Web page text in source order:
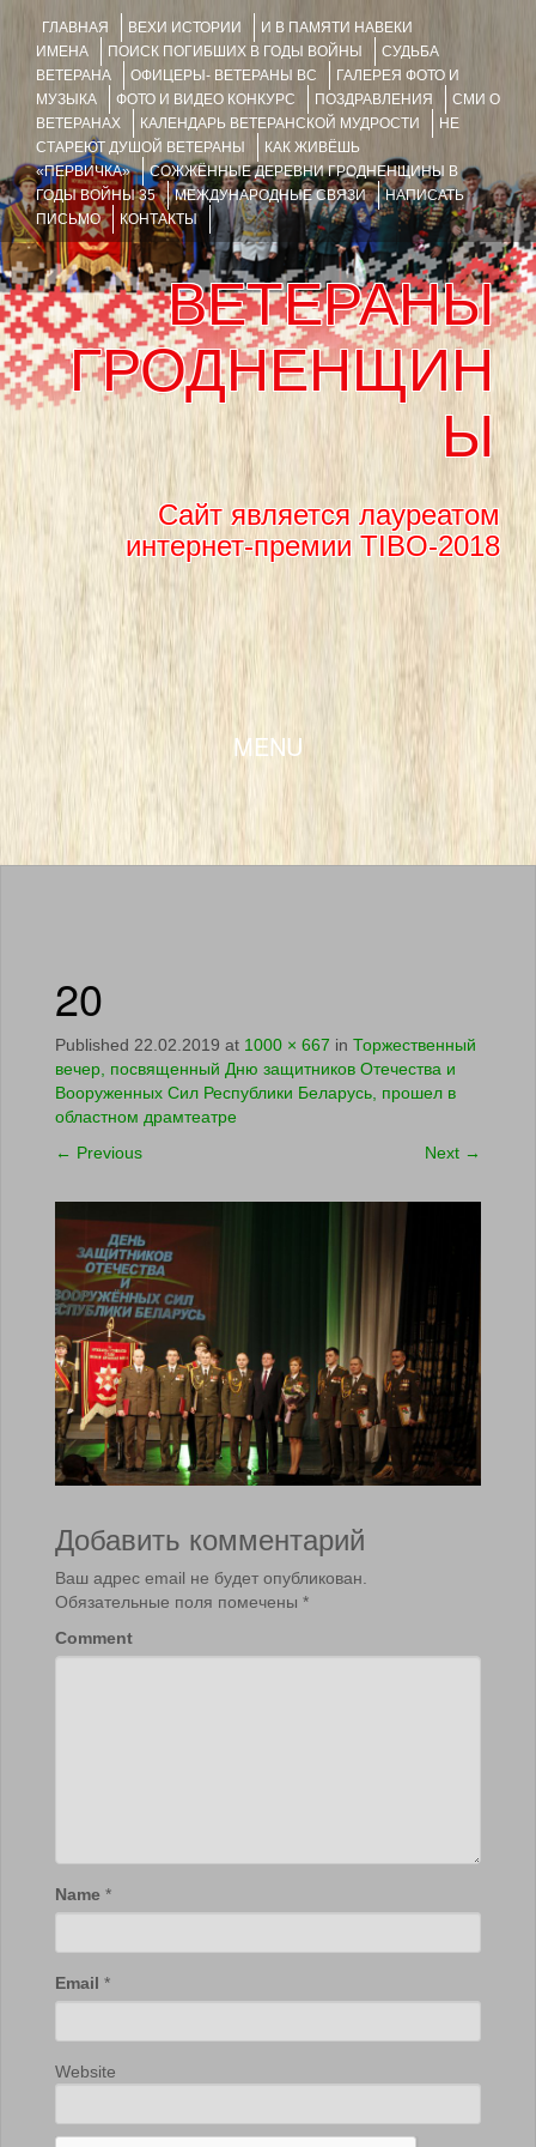
ГЛАВНАЯ ВЕХИ ИСТОРИИ
И В ПАМЯТИ НАВЕКИ
ИМЕНА
ПОИСК ПОГИБШИХ В ГОДЫ ВОЙНЫ
СУДЬБА
ВЕТЕРАНА
ОФИЦЕРЫ- ВЕТЕРАНЫ ВС
ГАЛЕРЕЯ ФОТО И
МУЗЫКА
ФОТО И ВИДЕО КОНКУРС ПОЗДРАВЛЕНИЯ
СМИ О
ВЕТЕРАНАХ
КАЛЕНДАРЬ ВЕТЕРАНСКОЙ МУДРОСТИ
НЕ
СТАРЕЮТ ДУШОЙ ВЕТЕРАНЫ
КАК ЖИВЁШЬ
«ПЕРВИЧКА»
СОЖЖЁННЫЕ ДЕРЕВНИ ГРОДНЕНЩИНЫ В
ГОДЫ ВОЙНЫ 35
МЕЖДУНАРОДНЫЕ СВЯЗИ
НАПИСАТЬ
ПИСЬМО
КОНТАКТЫ
ВЕТЕРАНЫ
ГРОДНЕНЩИН
Ы
Сайт является лауреатом
интернет-премии TIBO-2018
MENU
SKIP TO CONTENT
20
Published 22.02.2019 at 1000 × 667 in Торжественный
вечер, посвященный Дню защитников Отечества и
Вооруженных Сил Республики Беларусь, прошел в
областном драмтеатре
← Previous Next →
Добавить комментарий
Ваш адрес email не будет опубликован.
Обязательные поля помечены *
Comment
Name *
Email *
Website